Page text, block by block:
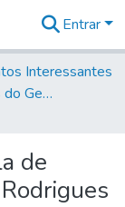
Entrar
Interessantes
Volume 81 - Ofícios do General Martim Lopes de Saldanha (Governador da Capitania)
de